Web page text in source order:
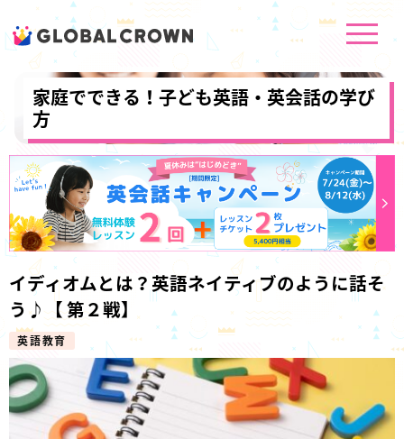
家庭でできる！子ども英語・英会話の学び
方
イディオムとは？英語ネイティブのように話そ
う♪【 第２戦】
英語教育